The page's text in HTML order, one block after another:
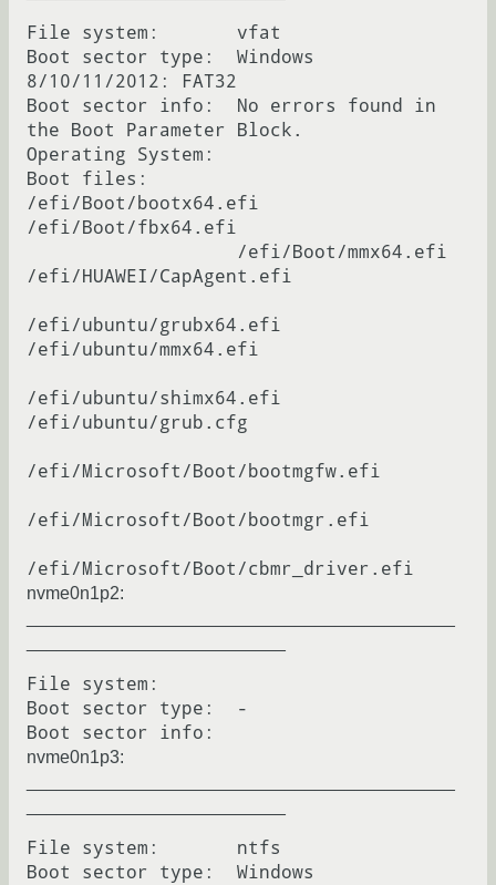
File system:       vfat
Boot sector type:  Windows
8/10/11/2012: FAT32
Boot sector info:  No errors found in
the Boot Parameter Block.
Operating System:
Boot files:
/efi/Boot/bootx64.efi
/efi/Boot/fbx64.efi
/efi/HUAWEI/CapAgent.efi
/efi/ubuntu/grubx64.efi
/efi/ubuntu/mmx64.efi
/efi/ubuntu/shimx64.efi
/efi/ubuntu/grub.cfg
/efi/Microsoft/Boot/bootmgfw.efi
/efi/Microsoft/Boot/bootmgr.efi
nvme0n1p2:
File system:
Boot sector type:  -
nvme0n1p3:
File system:       ntfs
Boot sector type:  Windows